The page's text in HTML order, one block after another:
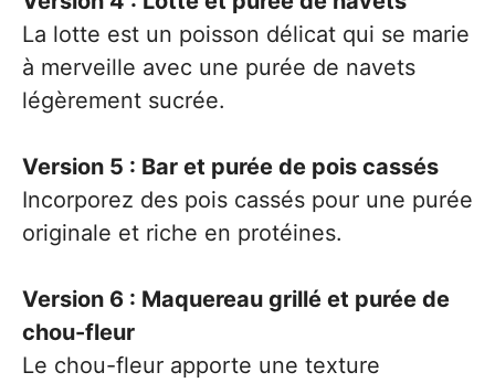
La lotte est un poisson délicat qui se marie
à merveille avec une purée de navets
légèrement sucrée.
Version 5 : Bar et purée de pois cassés
Incorporez des pois cassés pour une purée
originale et riche en protéines.
Version 6 : Maquereau grillé et purée de
chou-fleur
Le chou-fleur apporte une texture